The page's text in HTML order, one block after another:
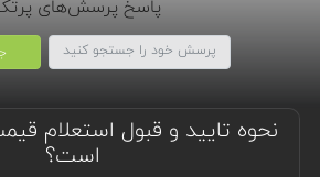
پاسخ پرسش‌های
نحوه تایید و قبول استعلام
است؟